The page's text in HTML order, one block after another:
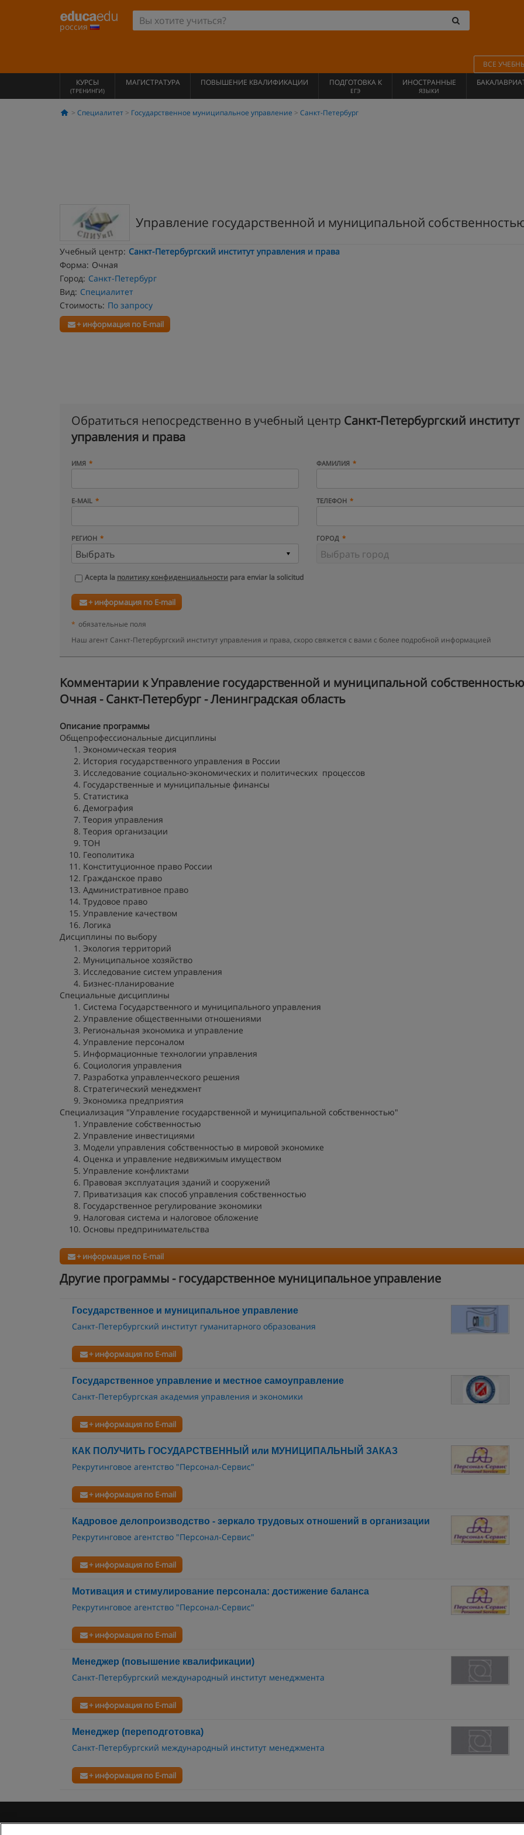
россия
ВСЕ
КУРСЫ
(ТРЕНИНГИ)
МАГИСТРАТУРА ПОВЫШЕНИЕ КВАЛИФИКАЦИИ ПОДГОТОВКА К
ЕГЭ
ИНОСТРАННЫЕ
ЯЗЫКИ
Специалитет Государственное муниципальное управление Санкт-Петербург
Управление государственной и муниципальной
Учебный центр: Санкт-Петербургский институт управления и права
Форма: Очная
Город: Санкт-Петербург
Вид: Специалитет
Стоимость: По запросу
+ информация по E-mail
Обратиться непосредственно в учебный центр Санкт-Петербургский институт
управления и права
ИМЯ ФАМИЛИЯ
E-MAIL ТЕЛЕФОН
РЕГИОН ГОРОД
Acepta la политику конфиденциальности para enviar la solicitud
+ информация по E-mail
* обязательные поля
Наш агент Санкт-Петербургский институт управления и права, скоро свяжется с вами с более подробной информацией
Kомментарии к Управление государственной и муниципальной
Очная - Санкт-Петербург - Ленинградская область
Описание программы
Общепрофессиональные дисциплины
Экономическая теория
История государственного управления в России
Исследование социально-экономических и политических процессов
Государственные и муниципальные финансы
Статистика
Демография
Теория управления
Теория организации
ТОН
Геополитика
Конституционное право России
Гражданское право
Административное право
Трудовое право
Управление качеством
Логика
Дисциплины по выбору
Экология территорий
Муниципальное хозяйство
Исследование систем управления
Бизнес-планирование
Специальные дисциплины
Система Государственного и муниципального управления
Управление общественными отношениями
Региональная экономика и управление
Управление персоналом
Информационные технологии управления
Социология управления
Разработка управленческого решения
Стратегический менеджмент
Экономика предприятия
Специализация "Управление государственной и муниципальной собственностью"
Управление собственностью
Управление инвестициями
Модели управления собственностью в мировой экономике
Оценка и управление недвижимым имуществом
Управление конфликтами
Правовая эксплуатация зданий и сооружений
Приватизация как способ управления собственностью
Государственное регулирование экономики
Налоговая система и налоговое обложение
Основы предпринимательства
+ информация по E-mail
Другие программы - государственное муниципальное управление
Государственное и муниципальное управление
Санкт-Петербургский институт гуманитарного образования
+ информация по E-mail
Государственное управление и местное самоуправление
Санкт-Петербургская академия управления и экономики
+ информация по E-mail
КАК ПОЛУЧИТЬ ГОСУДАРСТВЕННЫЙ или МУНИЦИПАЛЬНЫЙ ЗАКАЗ
Рекрутинговое агентство "Персонал-Сервис"
+ информация по E-mail
Кадровое делопроизводство - зеркало трудовых отношений в организации
Рекрутинговое агентство "Персонал-Сервис"
+ информация по E-mail
Мотивация и стимулирование персонала: достижение баланса
Рекрутинговое агентство "Персонал-Сервис"
+ информация по E-mail
Менеджер (повышение квалификации)
Санкт-Петербургский международный институт менеджмента
+ информация по E-mail
Менеджер (переподготовка)
Санкт-Петербургский международный институт менеджмента
+ информация по E-mail